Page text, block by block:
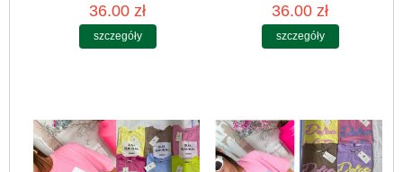
36.00 zł
szczegóły
36.00 zł
szczegóły